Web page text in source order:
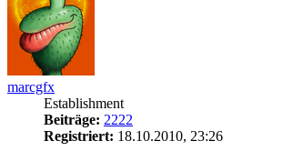
marcgfx
Establishment
Beiträge: 2222
Registriert: 18.10.2010, 23:26